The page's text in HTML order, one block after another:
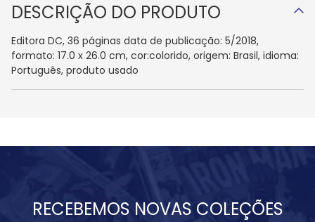
DESCRIÇÃO DO PRODUTO
Editora DC, 36 páginas data de publicação: 5/2018,
formato: 17.0 x 26.0 cm, cor:colorido, origem: Brasil, idioma:
Português, produto usado
RECEBEMOS NOVAS COLEÇÕES